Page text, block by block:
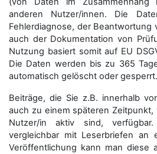
anderen Nutzer/innen. Die
Fehlerdiagnose, der Beantwortung
auch der Dokumentation von
Nutzung basiert somit auf EU
Die Daten werden bis zu 365
automatisch gelöscht oder gesperrt.
Beiträge, die Sie z.B. innerhalb
auch zu einem späteren Zeitpunkt,
Nutzer/in aktiv sind,
vergleichbar mit Leserbriefen an
Veröffentlichung kann man diese